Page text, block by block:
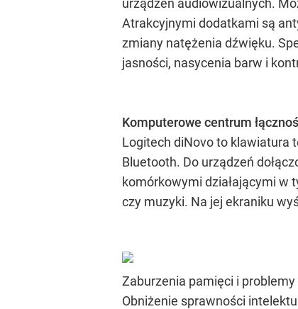
urządzeń audiowizualnych.
Atrakcyjnymi dodatkami są
zmiany natężenia dźwięku.
jasności, nasycenia barw i
Komputerowe centrum
Logitech diNovo to klawiatura
Bluetooth. Do urządzeń
komórkowymi działającymi w
czy muzyki. Na jej ekraniku
Zaburzenia pamięci i
Obniżenie sprawności